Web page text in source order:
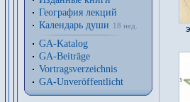
География лекций
Календарь души
18 нед.
GA-Katalog
GA-Beiträge
Vortragsverzeichnis
GA-Unveröffentlicht